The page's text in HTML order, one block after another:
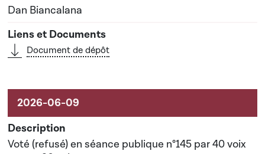
Dan Biancalana
Document de dépôt
Voté (refusé) en séance publique n°145 par 40 voix